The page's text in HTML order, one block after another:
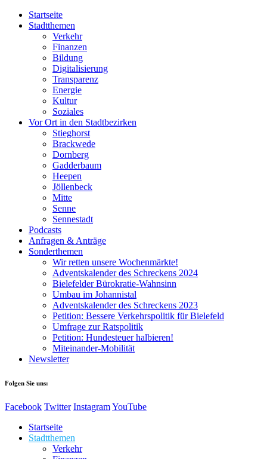
Startseite
Stadtthemen
Verkehr
Finanzen
Bildung
Digitalisierung
Transparenz
Energie
Kultur
Soziales
Vor Ort in den Stadtbezirken
Stieghorst
Brackwede
Dornberg
Gadderbaum
Heepen
Jöllenbeck
Mitte
Senne
Sennestadt
Podcasts
Anfragen & Anträge
Sonderthemen
Wir retten unsere Wochenmärkte!
Adventskalender des Schreckens 2024
Bielefelder Bürokratie-Wahnsinn
Umbau im Johannistal
Adventskalender des Schreckens 2023
Petition: Bessere Verkehrspolitik für Bielefeld​​
Umfrage zur Ratspolitik
Petition: Hundesteuer halbieren!
Miteinander-Mobilität
Newsletter
Folgen Sie uns:
Facebook Twitter InstagramYouTube
Startseite
Stadtthemen
Verkehr